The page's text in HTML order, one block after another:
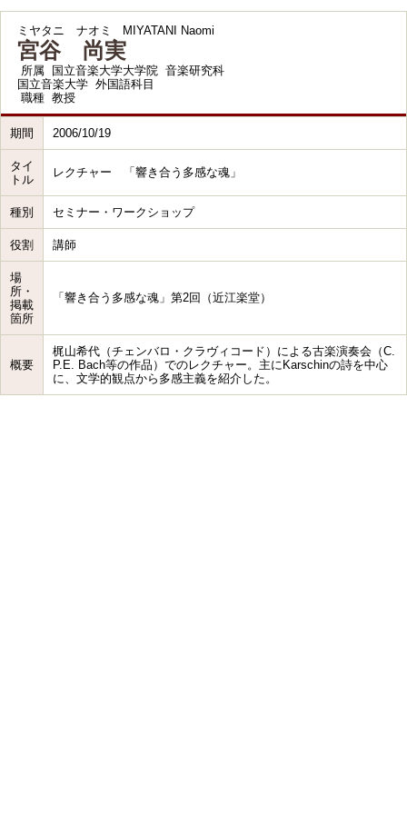
ミヤタニ ナオミ MIYATANI Naomi
宮谷 尚実
所属
国立音楽大学大学院 音楽研究科
国立音楽大学 外国語科目
職種 教授
期間 2006/10/19
タイ
トル
レクチャー 「響き合う多感な魂」
種別 セミナー・ワークショップ
役割 講師
場
所・
掲載
箇所
「響き合う多感な魂」第2回（近江楽堂）
概要
梶山希代（チェンバロ・クラヴィコード）による古楽演奏会（C.
P.E. Bach等の作品）でのレクチャー。主にKarschinの詩を中心
に、文学的観点から多感主義を紹介した。